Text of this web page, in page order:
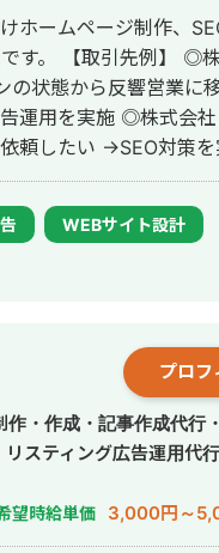
ホームページ制作、
やまもと
の状態から反響営業に
社 植田板金店 様 ご
い →SEO対策を実施 ◎アス
頼内容：Web集客を
・業界メディア支援
ほか多数 ◎難関キーワードで
リウム 鋼板」で1位 ・
職人として活動する
支配人となり、新規
独立 ・個人事業として
人化後も、3年連続で
WEBサイト設計
プロフ
・作成・記事作成代行
スティング広告運用代
望時給単価 3,000円～